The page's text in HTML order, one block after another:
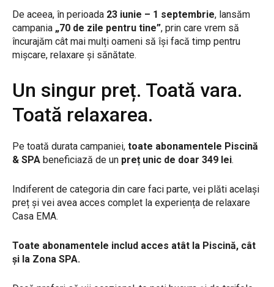
De aceea, în perioada 23 iunie – 1 septembrie, lansăm
campania „70 de zile pentru tine”, prin care vrem să
încurajăm cât mai mulți oameni să își facă timp pentru
mișcare, relaxare și sănătate.
Un singur preț. Toată vara.
Toată relaxarea.
Pe toată durata campaniei, toate abonamentele Piscină
& SPA beneficiază de un preț unic de doar 349 lei.
Indiferent de categoria din care faci parte, vei plăti același
preț și vei avea acces complet la experiența de relaxare
Casa EMA.
Toate abonamentele includ acces atât la Piscină, cât
și la Zona SPA.